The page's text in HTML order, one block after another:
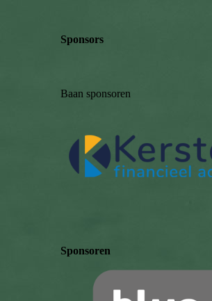
Sponsors
Baan sponsoren
Sponsoren